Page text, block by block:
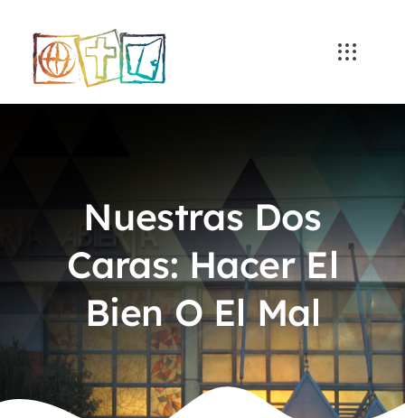
content
Nuestras Dos
Caras: Hacer El
Bien O El Mal